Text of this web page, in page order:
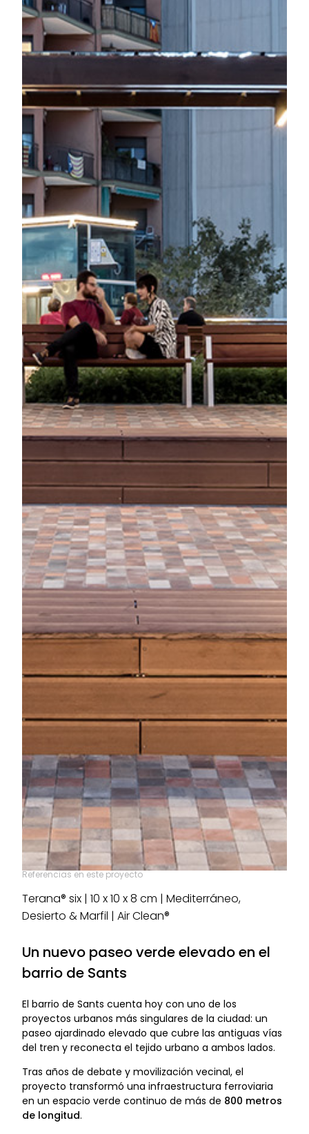
Referencias en este proyecto
Terana® six | 10 x 10 x 8 cm | Mediterráneo,
Desierto & Marfil | Air Clean®
Un nuevo paseo verde elevado en el
barrio de Sants
El barrio de Sants cuenta hoy con uno de los
proyectos urbanos más singulares de la ciudad: un
paseo ajardinado elevado que cubre las antiguas vías
del tren y reconecta el tejido urbano a ambos lados.
Tras años de debate y movilización vecinal, el
proyecto transformó una infraestructura ferroviaria
en un espacio verde continuo de más de 800 metros
de longitud.